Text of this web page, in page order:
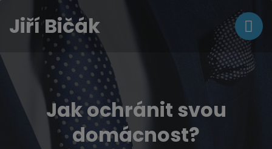
Jiří Bičák
Jak ochránit svou
domácnost?